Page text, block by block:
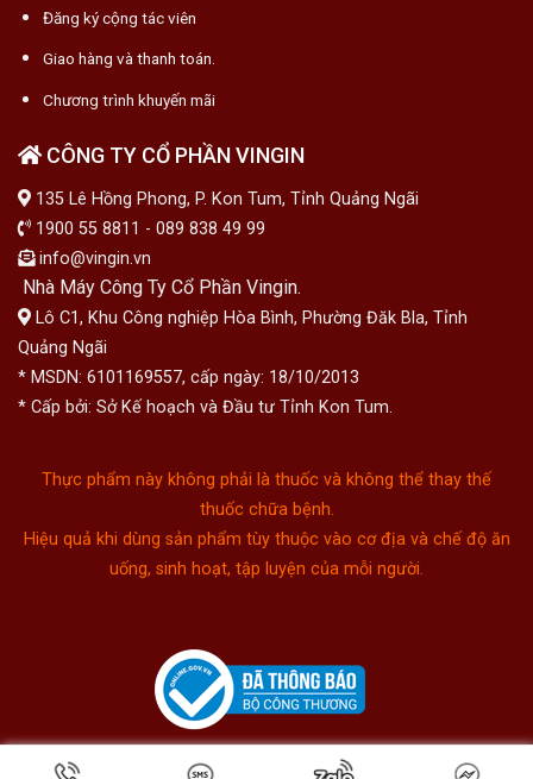
Đăng ký cộng tác viên
Giao hàng và thanh toán.
Chương trình khuyến mãi
CÔNG TY CỔ PHẦN VINGIN
135 Lê Hồng Phong, P. Kon Tum, Tỉnh Quảng Ngãi
1900 55 8811 - 089 838 49 99
info@vingin.vn
Nhà Máy Công Ty Cổ Phần Vingin.
Lô C1, Khu Công nghiệp Hòa Bình, Phường Đăk Bla, Tỉnh
Quảng Ngãi
* MSDN: 6101169557, cấp ngày: 18/10/2013
* Cấp bởi: Sở Kế hoạch và Đầu tư Tỉnh Kon Tum.
Thực phẩm này không phải là thuốc và không thể thay thế
thuốc chữa bệnh.
Hiệu quả khi dùng sản phẩm tùy thuộc vào cơ địa và chế độ ăn
uống, sinh hoạt, tập luyện của mỗi người.